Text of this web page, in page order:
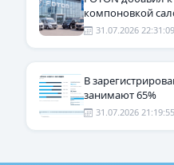
компоновкой
31.07.2026 22:31:09
В
занимают 65%
31.07.2026 21:19:55